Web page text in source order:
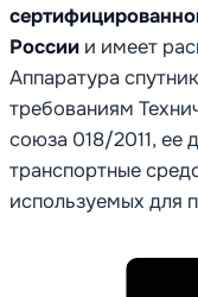
России и имеет
Аппаратура
требованиям
союза 018/2011, ее
транспортные
используемых для